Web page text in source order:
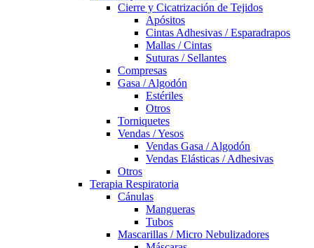
Cierre y Cicatrización de Tejidos
Apósitos
Cintas Adhesivas / Esparadrapos
Mallas / Cintas
Suturas / Sellantes
Compresas
Gasa / Algodón
Estériles
Otros
Torniquetes
Vendas / Yesos
Vendas Gasa / Algodón
Vendas Elásticas / Adhesivas
Otros
Terapia Respiratoria
Cánulas
Mangueras
Tubos
Mascarillas / Micro Nebulizadores